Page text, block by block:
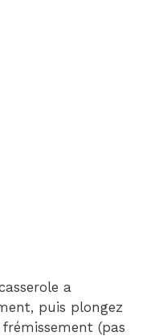
a
puis plongez
(pas